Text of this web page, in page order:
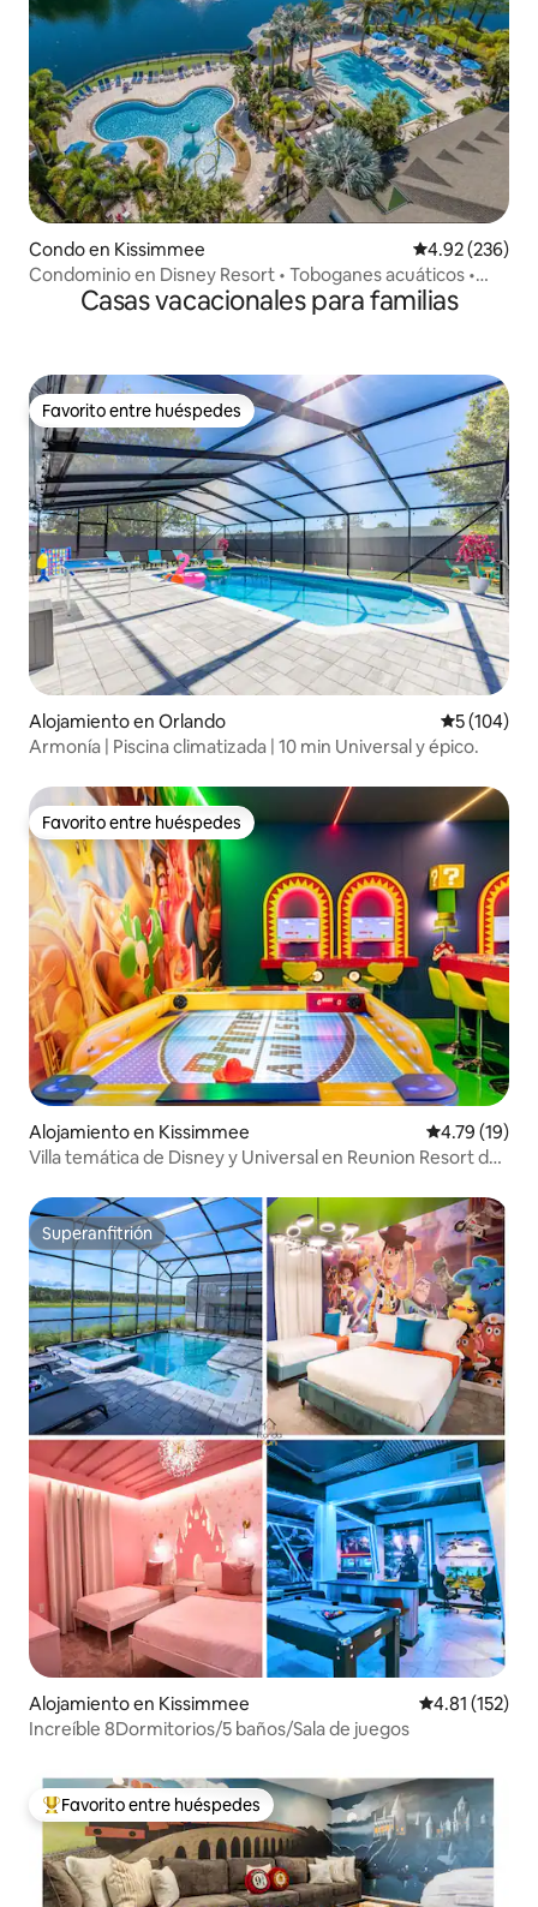
Condo en Kissimmee Calificación
4.92 (236)
Condominio en Disney Resort • Toboganes acuáticos •
Golf GRATIS • Capacidad para 5 personas
Casas vacacionales para familias
Favorito entre huéspedes
Favorito entre huéspedes
Alojamiento en Orlando
5 (104)
Armonía | Piscina climatizada | 10 min Universal y épico.
Favorito entre huéspedes
Favorito entre huéspedes
Alojamiento en Kissimmee Calificación
4.79 (19)
Villa temática de Disney y Universal en Reunion Resort de
Superanfitrión
Superanfitrión
Alojamiento en Kissimmee Calificación
4.81 (152)
Increíble 8Dormitorios/5 baños/Sala de juegos
Favorito entre huéspedes preferido
Favorito entre huéspedes